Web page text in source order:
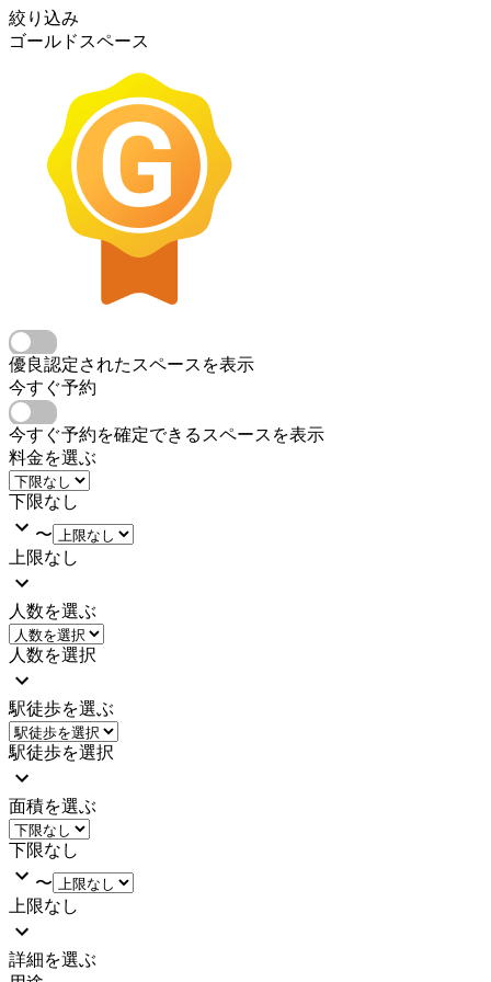
絞り込み
ゴールドスペース
優良認定されたスペースを表示
今すぐ予約
今すぐ予約を確定できるスペースを表示
料金を選ぶ
下限なし
〜
上限なし
人数を選ぶ
人数を選択
駅徒歩を選ぶ
駅徒歩を選択
面積を選ぶ
下限なし
〜
上限なし
詳細を選ぶ